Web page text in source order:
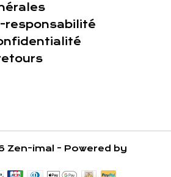
responsabilité
Zen-imal - Powered by